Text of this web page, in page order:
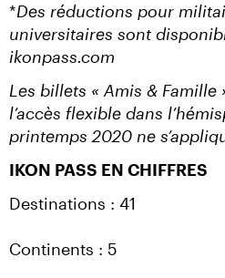
*Des réductions pour
universitaires sont
ikonpass.com
Les billets « Amis & Famille
l’accès flexible dans
printemps 2020 ne
IKON PASS EN CHIFFRES
Destinations : 41
Continents : 5